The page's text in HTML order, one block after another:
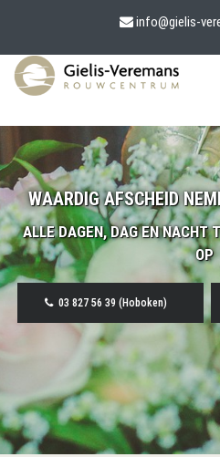
info@gielis-
WAARDIG AFSCHEID
ALLE DAGEN, DAG EN NACHT
OP
03 827 56 39 (Hoboken)